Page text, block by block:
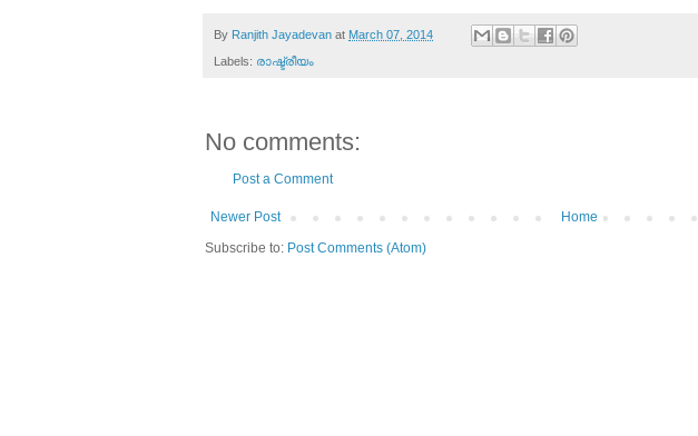
By Ranjith Jayadevan at March 07, 2014
Labels: രാഷ്ട്രീയം
No comments:
Post a Comment
Newer Post
Home
Subscribe to: Post Comments (Atom)